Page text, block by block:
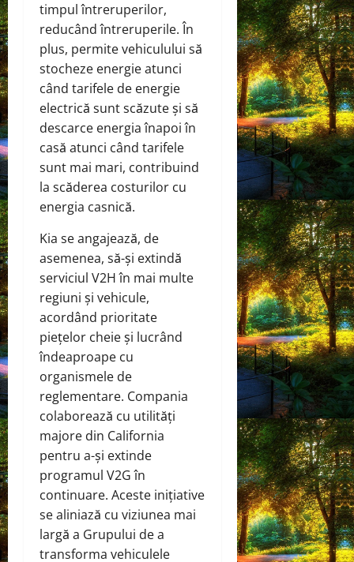
timpul întreruperilor,
reducând întreruperile. În
plus, permite vehiculului să
stocheze energie atunci
când tarifele de energie
electrică sunt scăzute și să
descarce energia înapoi în
casă atunci când tarifele
sunt mai mari, contribuind
la scăderea costurilor cu
energia casnică.
Kia se angajează, de
asemenea, să-și extindă
serviciul V2H în mai multe
regiuni și vehicule,
acordând prioritate
piețelor cheie și lucrând
îndeaproape cu
organismele de
reglementare. Compania
colaborează cu utilități
majore din California
pentru a-și extinde
programul V2G în
continuare. Aceste inițiative
se aliniază cu viziunea mai
largă a Grupului de a
transforma vehiculele